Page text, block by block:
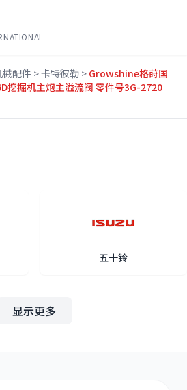
配件 >卡特彼勒 > Growshine格莳国
挖掘机主炮主溢流阀 零件号3G-2720
五十铃
小松
显示更多